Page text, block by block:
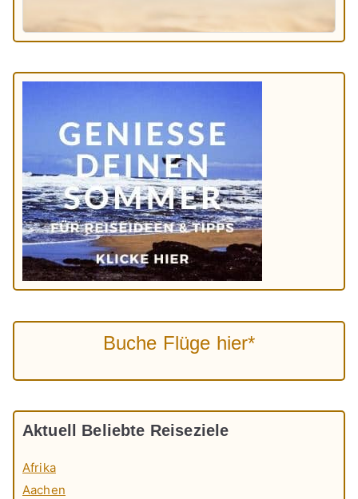
Buche Flüge hier*
Aktuell Beliebte Reiseziele
Afrika
Aachen